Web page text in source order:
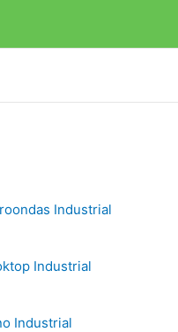
Industrial
Industrial
Industrial